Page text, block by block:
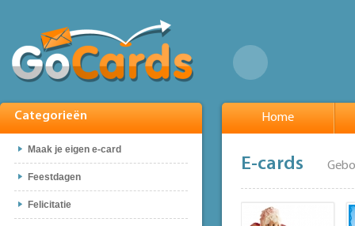
Categorieën
Maak je eigen e-card
Feestdagen
Felicitatie
Home
E-cards